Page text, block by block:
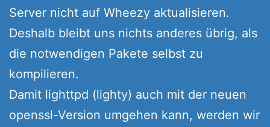
Server nicht auf Wheezy aktualisieren.
Deshalb bleibt uns nichts anderes übrig, als
die notwendigen Pakete selbst zu
kompilieren.
Damit lighttpd (lighty) auch mit der neuen
openssl-Version umgehen kann, werden wir